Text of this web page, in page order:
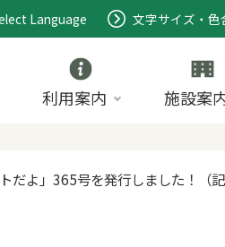
Language 文字サイズ・色
利用案内 施設案
だよ」365号を発行しました！（